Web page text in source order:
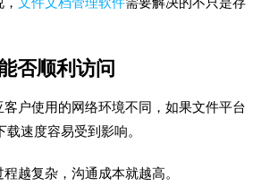
否顺利访问
客户使用的网络环境不同，如果文件平台
速度容易受到影响。
越复杂，沟通成本就越高。